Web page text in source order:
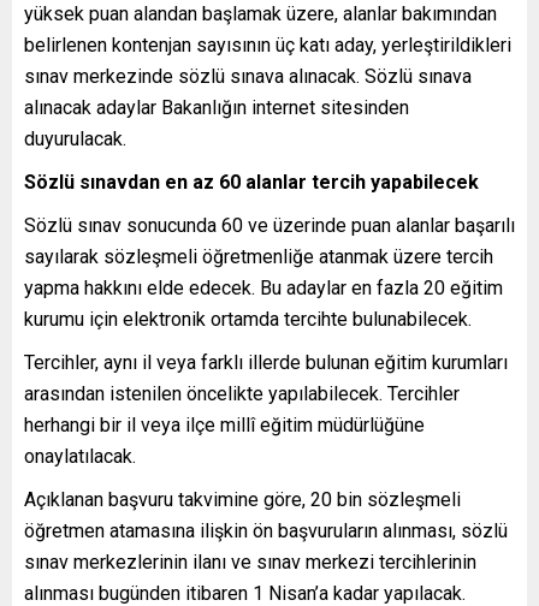
yüksek puan alandan başlamak üzere, alanlar bakımından
belirlenen kontenjan sayısının üç katı aday, yerleştirildikleri
sınav merkezinde sözlü sınava alınacak. Sözlü sınava
alınacak adaylar Bakanlığın internet sitesinden
duyurulacak.
Sözlü sınavdan en az 60 alanlar tercih yapabilecek
Sözlü sınav sonucunda 60 ve üzerinde puan alanlar başarılı
sayılarak sözleşmeli öğretmenliğe atanmak üzere tercih
yapma hakkını elde edecek. Bu adaylar en fazla 20 eğitim
kurumu için elektronik ortamda tercihte bulunabilecek.
Tercihler, aynı il veya farklı illerde bulunan eğitim kurumları
arasından istenilen öncelikte yapılabilecek. Tercihler
herhangi bir il veya ilçe millî eğitim müdürlüğüne
onaylatılacak.
Açıklanan başvuru takvimine göre, 20 bin sözleşmeli
öğretmen atamasına ilişkin ön başvuruların alınması, sözlü
sınav merkezlerinin ilanı ve sınav merkezi tercihlerinin
alınması bugünden itibaren 1 Nisan’a kadar yapılacak.